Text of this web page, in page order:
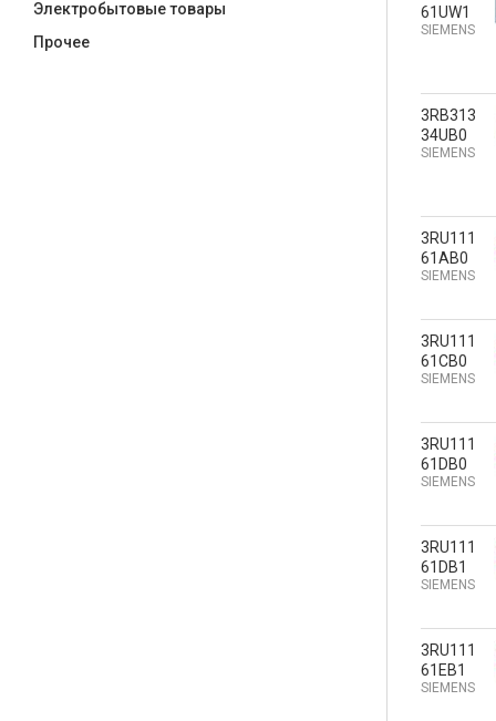
61UW1
SIEMENS
3RB313
34UB0
SIEMENS
3RU111
61AB0
SIEMENS
3RU111
61CB0
SIEMENS
3RU111
61DB0
SIEMENS
3RU111
61DB1
SIEMENS
3RU111
61EB1
SIEMENS
Электробытовые товары
Прочее